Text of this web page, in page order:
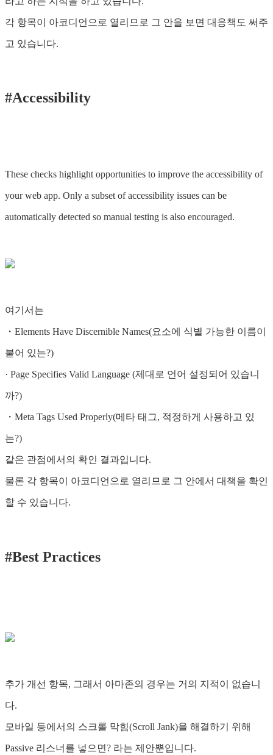
각 항목이 아코디언으로 열리므로 그 안을 보면 대응책도 써주
고 있습니다.
#Accessibility
These checks highlight opportunities to improve the accessibility of
your web app. Only a subset of accessibility issues can be
automatically detected so manual testing is also encouraged.
여기서는
・Elements Have Discernible Names(요소에 식별 가능한 이름이
붙어 있는?)
· Page Specifies Valid Language (제대로 언어 설정되어 있습니
까?)
・Meta Tags Used Properly(메타 태그, 적정하게 사용하고 있
는?)
같은 관점에서의 확인 결과입니다.
물론 각 항목이 아코디언으로 열리므로 그 안에서 대책을 확인
할 수 있습니다.
#Best Practices
추가 개선 항목, 그래서 아마존의 경우는 거의 지적이 없습니
다.
모바일 등에서의 스크롤 막힘(Scroll Jank)을 해결하기 위해
Passive 리스너를 넣으면? 라는 제안뿐입니다.